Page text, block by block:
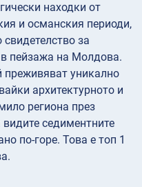
находки от
и османския периоди,
за
в пейзажа на Молдова.
преживяват уникално
архитектурното и
региона през
седиментните
по-горе. Това е топ 1